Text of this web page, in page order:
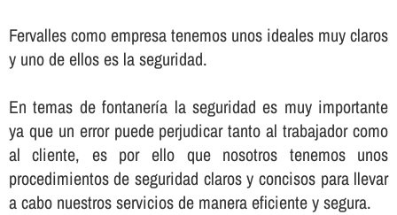
Fervalles como empresa tenemos unos ideales muy claros
y uno de ellos es la seguridad.
En temas de fontanerí­a la seguridad es muy importante
ya que un error puede perjudicar tanto al trabajador como
al cliente, es por ello que nosotros tenemos unos
procedimientos de seguridad claros y concisos para llevar
a cabo nuestros servicios de manera eficiente y segura.